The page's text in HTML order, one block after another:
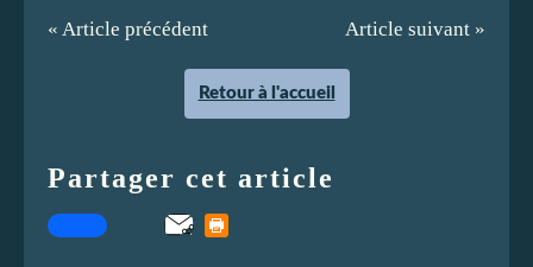
« Article précédent Article suivant »
Retour à l'accueil
Partager cet article